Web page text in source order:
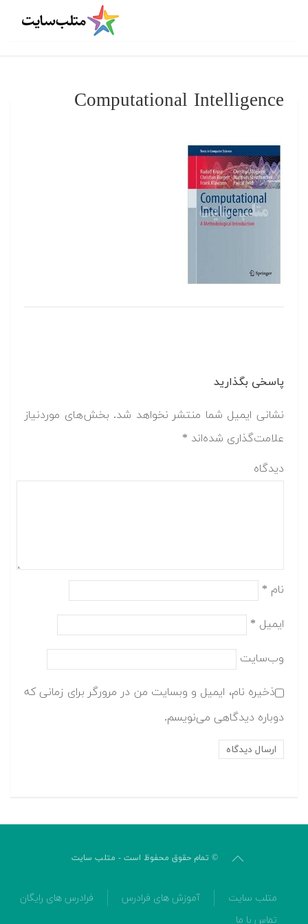
Computational Intelligence
پاسخی بگذارید
نشانی ایمیل شما منتشر نخواهد شد. بخش‌های موردنیاز
علامت‌گذاری شده‌اند *
دیدگاه
نام *
ایمیل *
وب‌سایت
ذخیره نام، ایمیل و وبسایت من در مرورگر برای زمانی که
دوباره دیدگاهی می‌نویسم.
© تمام حقوق محفوظ است - متلب سایت
متلب سایت آموزش های فرادرس
فرادرس های رایگان
تماس با ما